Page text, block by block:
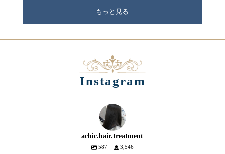
もっと見る
Instagram
achic.hair.treatment
587
3,546